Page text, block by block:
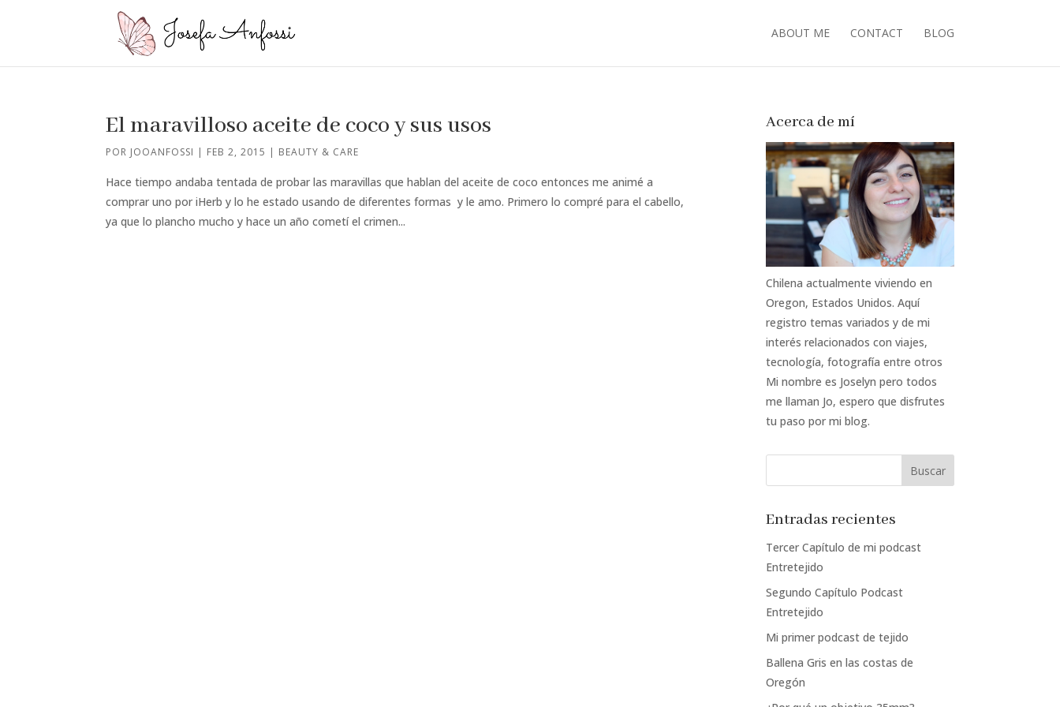
ABOUT ME CONTACT BLOG
El maravilloso aceite de coco y sus usos
POR JOOANFOSSI | FEB 2, 2015 | BEAUTY & CARE
Hace tiempo andaba tentada de probar las maravillas que hablan del aceite de coco entonces me animé a
comprar uno por iHerb y lo he estado usando de diferentes formas y le amo. Primero lo compré para el cabello,
ya que lo plancho mucho y hace un año cometí el crimen...
Acerca de mí
Chilena actualmente viviendo en
Oregon, Estados Unidos. Aquí
registro temas variados y de mi
interés relacionados con viajes,
tecnología, fotografía entre otros
Mi nombre es Joselyn pero todos
me llaman Jo, espero que disfrutes
tu paso por mi blog.
Entradas recientes
Tercer Capítulo de mi podcast
Entretejido
Segundo Capítulo Podcast
Entretejido
Mi primer podcast de tejido
Ballena Gris en las costas de
Oregón